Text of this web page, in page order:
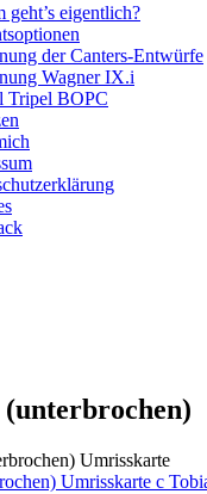
geht’s eigentlich?
der Canters-Entwürfe
Wagner IX.i
Tripel BOPC
Umrisskarte c